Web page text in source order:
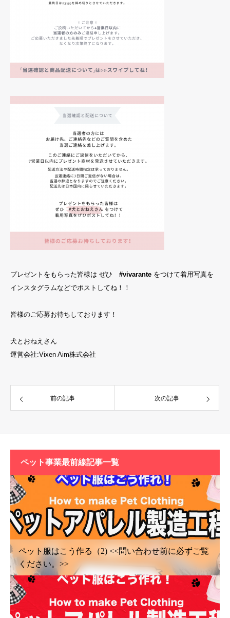
プレゼントをもらった皆様は ぜひ #vivarante をつけて着用写真を
インスタグラムなどでポストしてね！！
皆様のご応募お待ちしております！
犬とおねえさん
運営会社:Vixen Aim株式会社
前の記事 次の記事
ペット事業最前線記事一覧
ペット服はこう作る（2) <<問い合わせ前に必ずご覧
ください。>>